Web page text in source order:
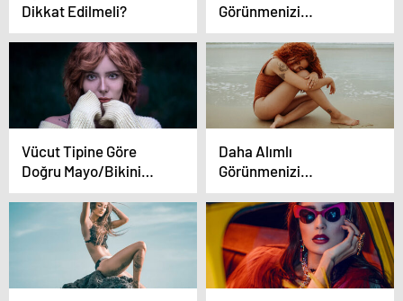
Dikkat Edilmeli?
Görünmenizi
Sağlayacak 6 Stil
Düzenlemesi
Vücut Tipine Göre
Doğru Mayo/Bikini
Seçimi
Daha Alımlı
Görünmenizi
Sağlayacak 6 Stil
Düzenlemesi